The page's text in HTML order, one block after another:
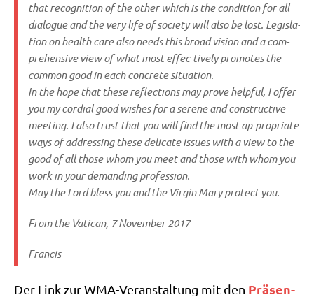
that reco­gni­ti­on of the other which is the con­di­ti­on for all
dia­lo­gue and the very life of socie­ty will also be lost. Legis­la­
ti­on on health care also needs this broad visi­on and a com­
pre­hen­si­ve view of what most effec-tively pro­mo­tes the
com­mon good in each con­cre­te situation.
In the hope that the­se reflec­tions may pro­ve hel­pful, I offer
you my cor­di­al good wis­hes for a ser­e­ne and cons­truc­ti­ve
mee­ting. I also trust that you will find the most ap-pro­pria­te
ways of addres­sing the­se deli­ca­te issues with a view to the
good of all tho­se whom you meet and tho­se with whom you
work in your deman­ding profession.
May the Lord bless you and the Vir­gin Mary pro­tect you.
From the Vati­can, 7 Novem­ber 2017
Fran­cis
Der Link zur WMA-Ver­an­stal­tung mit den Prä­sen­